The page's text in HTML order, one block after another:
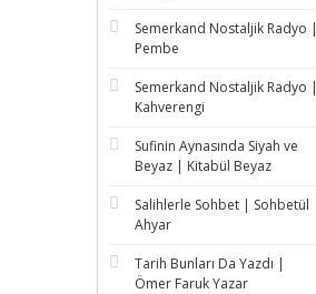
Semerkand Nostaljik Radyo |
Pembe
Semerkand Nostaljik Radyo |
Kahverengi
Sufinin Aynasında Siyah ve
Beyaz | Kitabül Beyaz
Salihlerle Sohbet | Sohbetül
Ahyar
Tarih Bunları Da Yazdı |
Ömer Faruk Yazar